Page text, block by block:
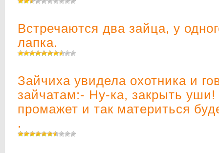
Встречаются два зайца, у
лапка.
Зайчиха увидела охотника и
зайчатам:- Ну-ка, закрыть
промажет и так материться
.